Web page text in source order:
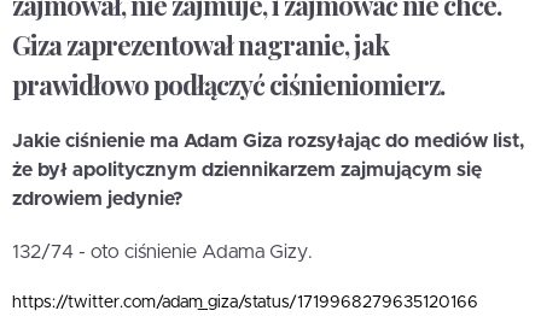
Giza zaprezentował nagranie, jak
prawidłowo podłączyć ciśnieniomierz.
Jakie ciśnienie ma Adam Giza rozsyłając do mediów list,
że był apolitycznym dziennikarzem zajmującym się
zdrowiem jedynie?
132/74 - oto ciśnienie Adama Gizy.
https://twitter.com/adam_giza/status/1719968279635120166